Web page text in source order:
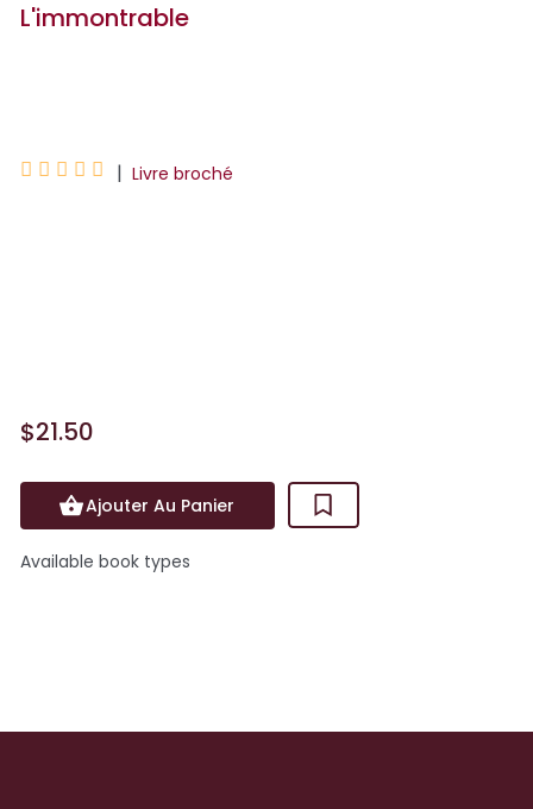
L'immontrable
     | Livre broché
$21.50
Ajouter Au Panier
Available book types